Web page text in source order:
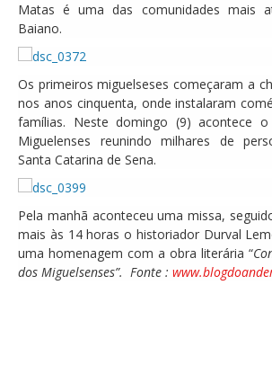
Matas é uma das comunidades mais
Baiano.
Os primeiros miguelseses começaram a
nos anos cinquenta, onde instalaram
famílias. Neste domingo (9) acontece
Miguelenses reunindo milhares de
Santa Catarina de Sena.
Pela manhã aconteceu uma missa,
mais às 14 horas o historiador Durval
uma homenagem com a obra literária “
dos Miguelsenses”. Fonte :